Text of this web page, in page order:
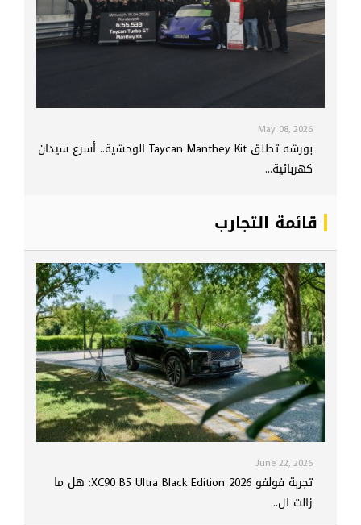
May 08, 2026
بورشه تطلق Taycan Manthey Kit الوحشية.. أسرع سيدان
كهربائية...
قائمة التجارب
June 22, 2026
تجربة فولفو XC90 B5 Ultra Black Edition 2026: هل ما
زالت ال...